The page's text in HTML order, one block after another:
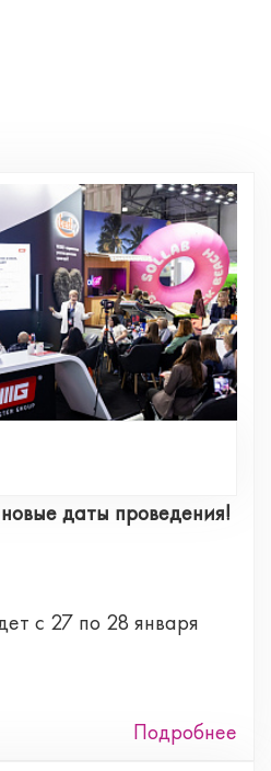
даты проведения!
с 27 по 28 января
Подробнее